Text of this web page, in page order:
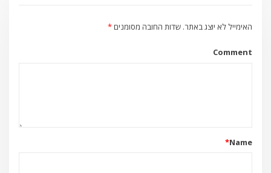
האימייל לא יוצג באתר. שדות החובה מסומנים*
Comment
Name
*